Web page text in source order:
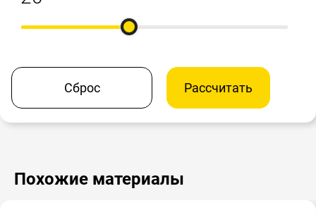
Сброс Рассчитать
Похожие материалы